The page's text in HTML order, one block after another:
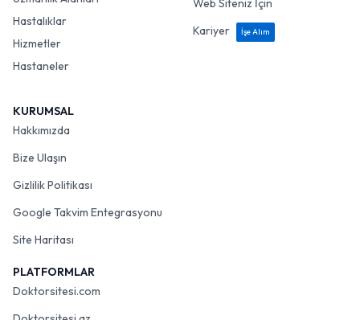
Hastalıklar
Hizmetler
Hastaneler
Web Siteniz İçin
Kariyer
İşe Alım
KURUMSAL
Hakkımızda
Bize Ulaşın
Gizlilik Politikası
Google Takvim Entegrasyonu
Site Haritası
PLATFORMLAR
Doktorsitesi.com